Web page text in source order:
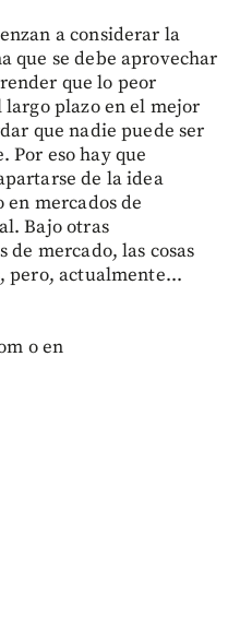
a considerar la
que se debe aprovechar
que lo peor
plazo en el mejor
que nadie puede ser
Por eso hay que
de la idea
mercados de
Bajo otras
de mercado, las cosas
pero, actualmente...
o en